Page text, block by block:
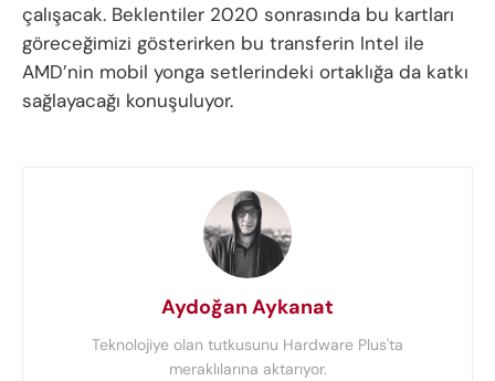
çalışacak. Beklentiler 2020 sonrasında bu kartları
göreceğimizi gösterirken bu transferin Intel ile
AMD’nin mobil yonga setlerindeki ortaklığa da katkı
sağlayacağı konuşuluyor.
Aydoğan Aykanat
Teknolojiye olan tutkusunu Hardware Plus'ta
meraklılarına aktarıyor.